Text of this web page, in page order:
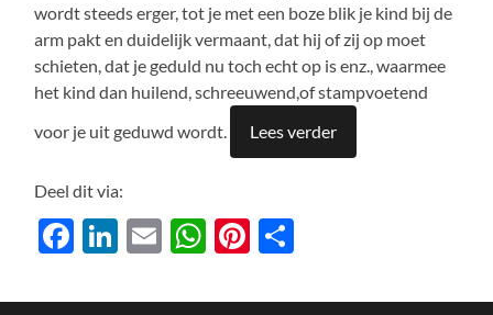
wordt steeds erger, tot je met een boze blik je kind bij de
arm pakt en duidelijk vermaant, dat hij of zij op moet
schieten, dat je geduld nu toch echt op is enz., waarmee
het kind dan huilend, schreeuwend,of stampvoetend
voor je uit geduwd wordt.
Lees verder
Deel dit via:
Facebook
LinkedIn
EmailWhatsApp
Pinterest